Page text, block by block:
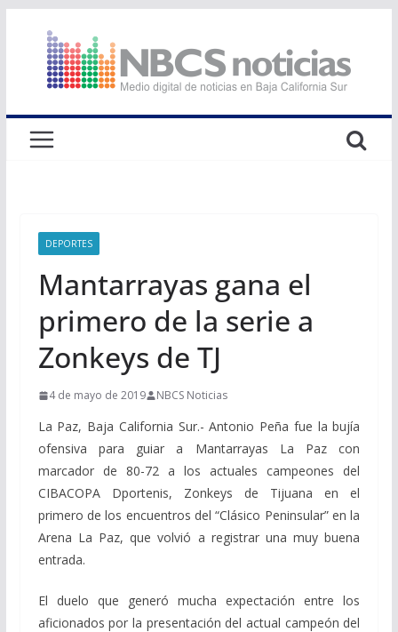
contenido
DEPORTES
Mantarrayas gana el
primero de la serie a
Zonkeys de TJ
4 de mayo de 2019 NBCS Noticias
La Paz, Baja California Sur.- Antonio Peña fue la bujía
ofensiva para guiar a Mantarrayas La Paz con
marcador de 80-72 a los actuales campeones del
CIBACOPA Dportenis, Zonkeys de Tijuana en el
primero de los encuentros del “Clásico Peninsular” en la
Arena La Paz, que volvió a registrar una muy buena
entrada.
El duelo que generó mucha expectación entre los
aficionados por la presentación del actual campeón del